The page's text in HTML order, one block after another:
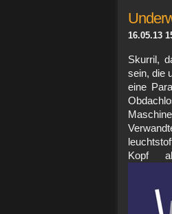
16.05.13
Skurril,
sein, die
eine
Kopf